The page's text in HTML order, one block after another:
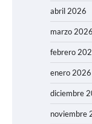
abril 2026
marzo 2026
febrero
enero 2026
diciembre
noviembre